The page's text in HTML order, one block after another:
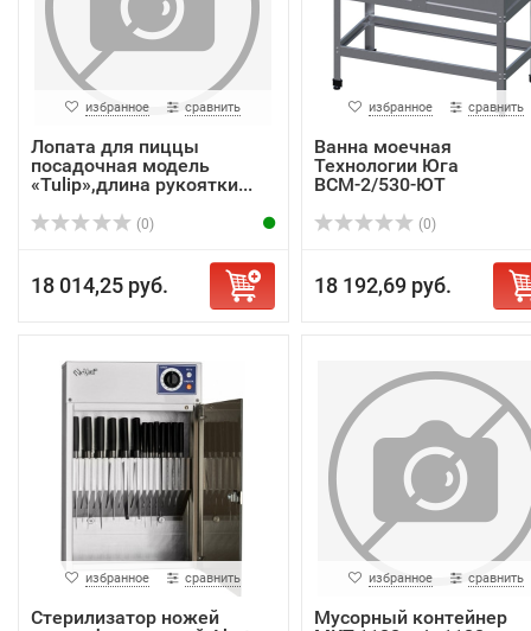
избранное сравнить
Лопата для пиццы
посадочная модель
«Tulip»,длина рукоятки...
(0)
18 014,25 руб.
избранное сравнить
Ванна моечная
Технологии Юга
ВСМ-2/530-ЮТ
(0)
18 192,69 руб.
избранное сравнить
Стерилизатор ножей
избранное сравнить
Мусорный контейнер